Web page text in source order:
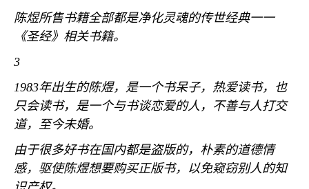
陈煜所售书籍全部都是净化灵魂的传世经典一一
《圣经》相关书籍。
3
1983年出生的陈煜，是一个书呆子，热爱读书，也
只会读书，是一个与书谈恋爱的人，不善与人打交
道，至今未婚。
由于很多好书在国内都是盗版的，朴素的道德情
感，驱使陈煜想要购买正版书，以免窥窃别人的知